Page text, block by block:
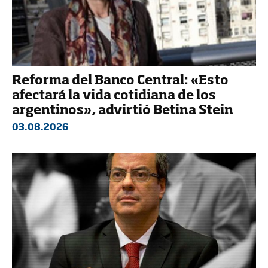
Reforma del Banco Central: «Esto
afectará la vida cotidiana de los
argentinos», advirtió Betina Stein
03.08.2026